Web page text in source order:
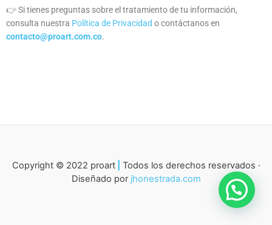
👉 Si tienes preguntas sobre el tratamiento de tu información,
consulta nuestra Política de Privacidad o contáctanos en
contacto@proart.com.co.
Copyright © 2022 proart|
Todos los derechos reservados ·
Diseñado por jhonestrada.com